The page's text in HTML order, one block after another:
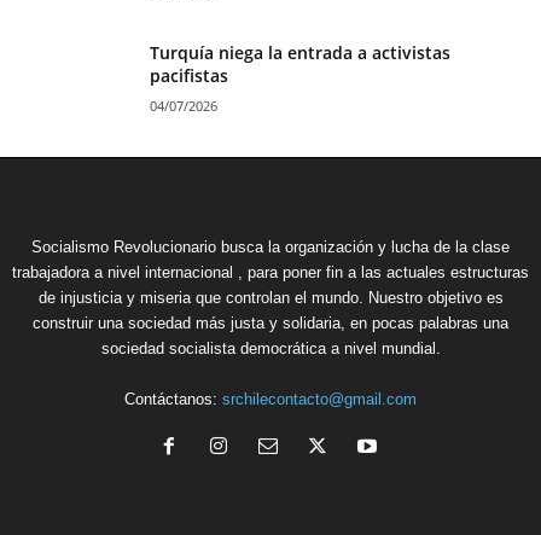
Turquía niega la entrada a activistas
pacifistas
04/07/2026
Socialismo Revolucionario busca la organización y lucha de la clase
trabajadora a nivel internacional , para poner fin a las actuales estructuras
de injusticia y miseria que controlan el mundo. Nuestro objetivo es
construir una sociedad más justa y solidaria, en pocas palabras una
sociedad socialista democrática a nivel mundial.
Contáctanos: srchilecontacto@gmail.com